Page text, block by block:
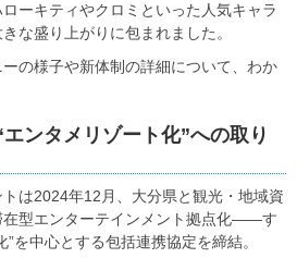
ーキティやクロミといった人気キャラ
な盛り上がりに包まれました。
の様子や新体制の詳細について、わか
ンタメリゾート化”への取り
は2024年12月、大分県と観光・地域資
在型エンターテインメント拠点化――す
を中心とする包括連携協定を締結。